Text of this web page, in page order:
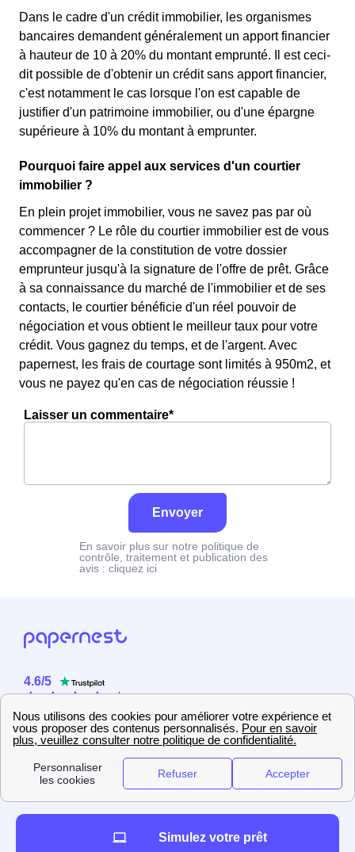
Dans le cadre d'un crédit immobilier, les organismes
bancaires demandent généralement un apport financier
à hauteur de 10 à 20% du montant emprunté. Il est ceci-
dit possible de d'obtenir un crédit sans apport financier,
c'est notamment le cas lorsque l'on est capable de
justifier d'un patrimoine immobilier, ou d'une épargne
supérieure à 10% du montant à emprunter.
Pourquoi faire appel aux services d'un courtier
immobilier ?
En plein projet immobilier, vous ne savez pas par où
commencer ? Le rôle du courtier immobilier est de vous
accompagner de la constitution de votre dossier
emprunteur jusqu'à la signature de l'offre de prêt. Grâce
à sa connaissance du marché de l'immobilier et de ses
contacts, le courtier bénéficie d'un réel pouvoir de
négociation et vous obtient le meilleur taux pour votre
crédit. Vous gagnez du temps, et de l'argent. Avec
papernest, les frais de courtage sont limités à 950m2, et
vous ne payez qu'en cas de négociation réussie !
Laisser un commentaire*
Envoyer
En savoir plus sur notre politique de
contrôle, traitement et publication des
avis : cliquez ici
4.6/5
2358 utilisateurs
Simulez votre prêt